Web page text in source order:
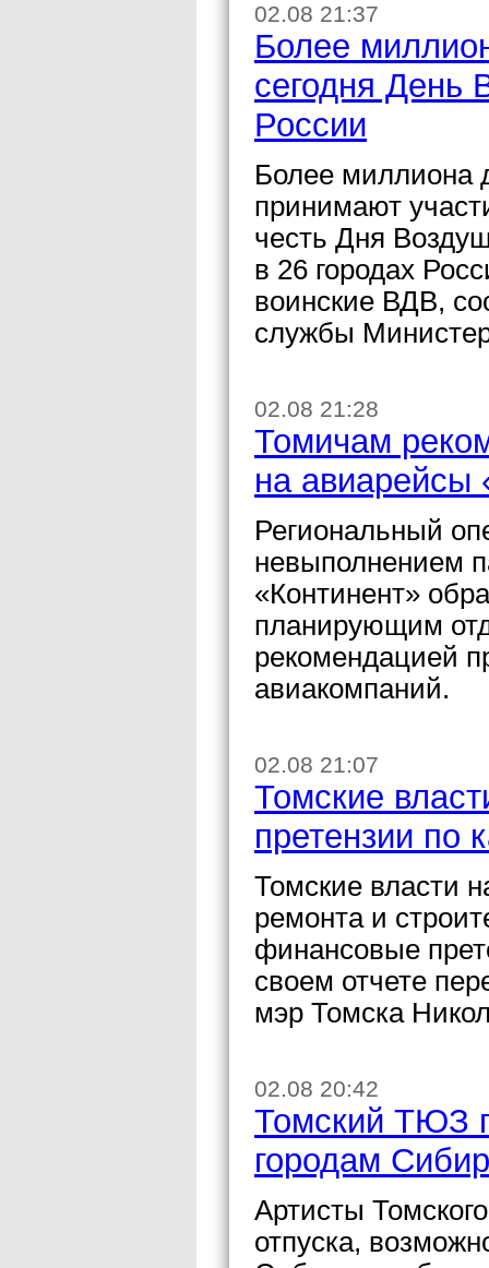
02.08 21:37
Более
сегодня День
России
Более миллиона
принимают
честь Дня
в 26 городах
воинские ВДВ,
службы
02.08 21:28
Томичам
на авиарейсы
Региональный
невыполнением
«Континент»
планирующим
рекомендацией
авиакомпаний.
02.08 21:07
Томские
претензии по
Томские власти
ремонта и
финансовые
своем отчете
мэр Томска
02.08 20:42
Томский ТЮЗ
городам
Артисты
отпуска,